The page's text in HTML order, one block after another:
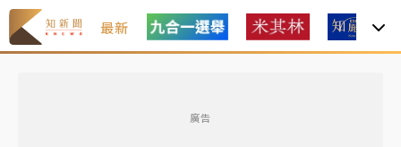
最新
廣告